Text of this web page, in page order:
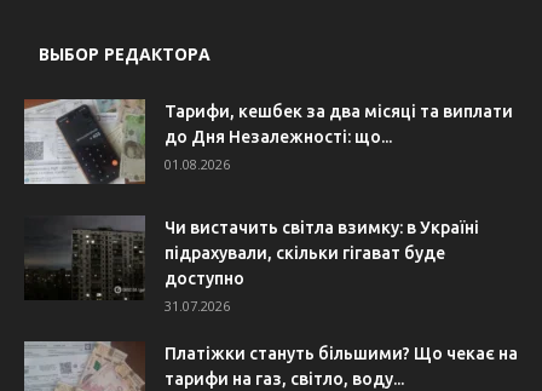
ВЫБОР РЕДАКТОРА
Тарифи, кешбек за два місяці та виплати
до Дня Незалежності: що...
01.08.2026
Чи вистачить світла взимку: в Україні
підрахували, скільки гігават буде
доступно
31.07.2026
Платіжки стануть більшими? Що чекає на
тарифи на газ, світло, воду...